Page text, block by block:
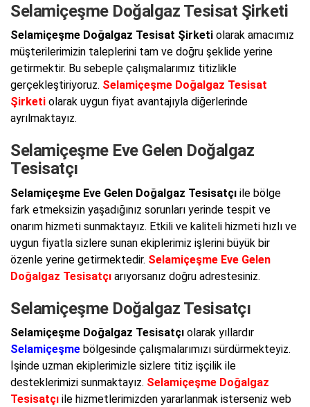
Selamiçeşme Doğalgaz Tesisat Şirketi
Selamiçeşme Doğalgaz Tesisat Şirketi olarak amacımız
müşterilerimizin taleplerini tam ve doğru şeklide yerine
getirmektir. Bu sebeple çalışmalarımız titizlikle
gerçekleştiriyoruz. Selamiçeşme Doğalgaz Tesisat
Şirketi olarak uygun fiyat avantajıyla diğerlerinde
ayrılmaktayız.
Selamiçeşme Eve Gelen Doğalgaz
Tesisatçı
Selamiçeşme Eve Gelen Doğalgaz Tesisatçı ile bölge
fark etmeksizin yaşadığınız sorunları yerinde tespit ve
onarım hizmeti sunmaktayız. Etkili ve kaliteli hizmeti hızlı ve
uygun fiyatla sizlere sunan ekiplerimiz işlerini büyük bir
özenle yerine getirmektedir. Selamiçeşme Eve Gelen
Doğalgaz Tesisatçı arıyorsanız doğru adrestesiniz.
Selamiçeşme Doğalgaz Tesisatçı
Selamiçeşme Doğalgaz Tesisatçı olarak yıllardır
Selamiçeşme bölgesinde çalışmalarımızı sürdürmekteyiz.
İşinde uzman ekiplerimizle sizlere titiz işçilik ile
desteklerimizi sunmaktayız. Selamiçeşme Doğalgaz
Tesisatçı ile hizmetlerimizden yararlanmak isterseniz web